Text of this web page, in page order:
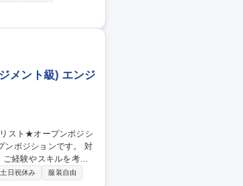
プラスチックごみ・マ
SDGs促進支援含む）
場日揮グループ
メント級) エンジ
経験やスキルを考慮
土日祝休み 服装自由